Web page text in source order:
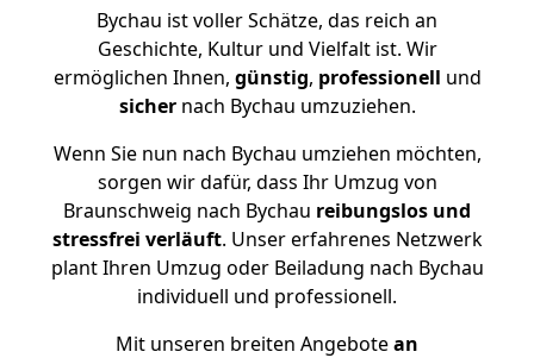
Bychau ist voller Schätze, das reich an
Geschichte, Kultur und Vielfalt ist. Wir
ermöglichen Ihnen, günstig, professionell und
sichernach Bychau umzuziehen.
Wenn Sie nun nach Bychau umziehen möchten,
sorgen wir dafür, dass Ihr Umzug von
Braunschweig nach Bychau reibungslos und
stressfrei verläuft. Unser erfahrenes Netzwerk
plant Ihren Umzug oder Beiladung nach Bychau
individuell und professionell.
Mit unseren breiten Angebotean